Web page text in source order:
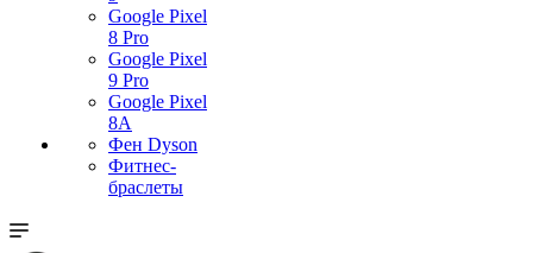
Google Pixel
8 Pro
Google Pixel
9 Pro
Google Pixel
8A
Фен Dyson
Фитнес-
браслеты